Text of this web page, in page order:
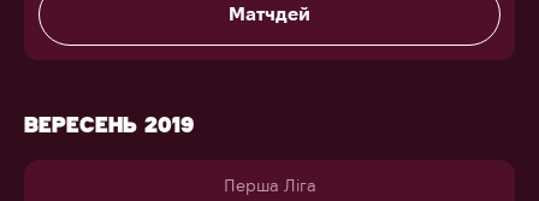
Матчдей
ВЕРЕСЕНЬ 2019
Перша Ліга